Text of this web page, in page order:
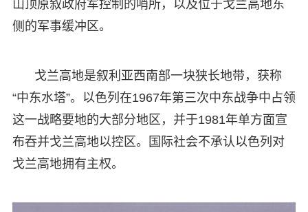
山顶原叙政府军控制的哨所，以及位于戈兰高地东
侧的军事缓冲区。
戈兰高地是叙利亚西南部一块狭长地带，获称
“中东水塔”。以色列在1967年第三次中东战争中占领
这一战略要地的大部分地区，并于1981年单方面宣
布吞并戈兰高地以控区。国际社会不承认以色列对
戈兰高地拥有主权。